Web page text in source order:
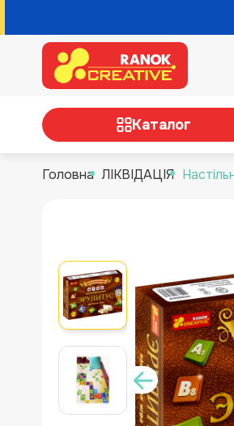
Каталог
ТВОРЧІСТЬ
РОЗВИВАЮЧІ ІГРИ
НУШ, ДЛЯ ВИХОВАТЕЛІВ І
ВЧИТЕЛІВ
УКРАЇНСЬКА ЛІТЕРАТУРА
ДЛЯ ДИТЯЧОЇ КІМНАТИ
Головна ЛІКВІДАЦІЯ